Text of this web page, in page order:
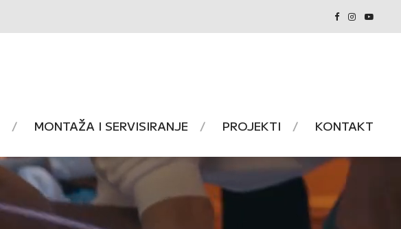
MONTAŽA I SERVISIRANJE PROJEKTI KONTAKT